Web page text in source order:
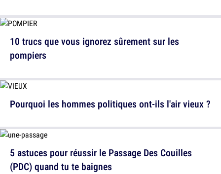
Pourquoi les hommes politiques ont-ils l'air vieux ?
10 trucs que vous ignorez sûrement sur les
pompiers
5 astuces pour réussir le Passage Des Couilles
(PDC) quand tu te baignes